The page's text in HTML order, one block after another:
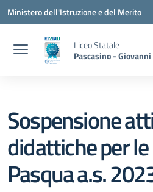
Vai ai contenuti
Vai al menu di navigazione
Vai al footer
Ministero dell'Istruzione e del Merito
Liceo Statale
Pascasino - Giovanni
Sospensione
didattiche per
Pasqua a.s.